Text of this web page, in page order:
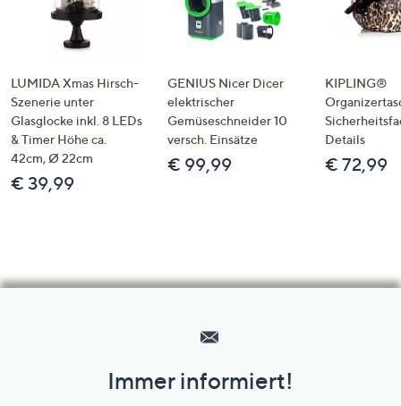
LUMIDA Xmas Hirsch-
Szenerie unter
Glasglocke inkl. 8 LEDs
& Timer Höhe ca.
42cm, Ø 22cm
€ 39,99
GENIUS Nicer Dicer
elektrischer
Gemüseschneider 10
versch. Einsätze
€ 99,99
KIPLING®
Details
€ 72,99
Unternehmensinformationen
Immer informiert!